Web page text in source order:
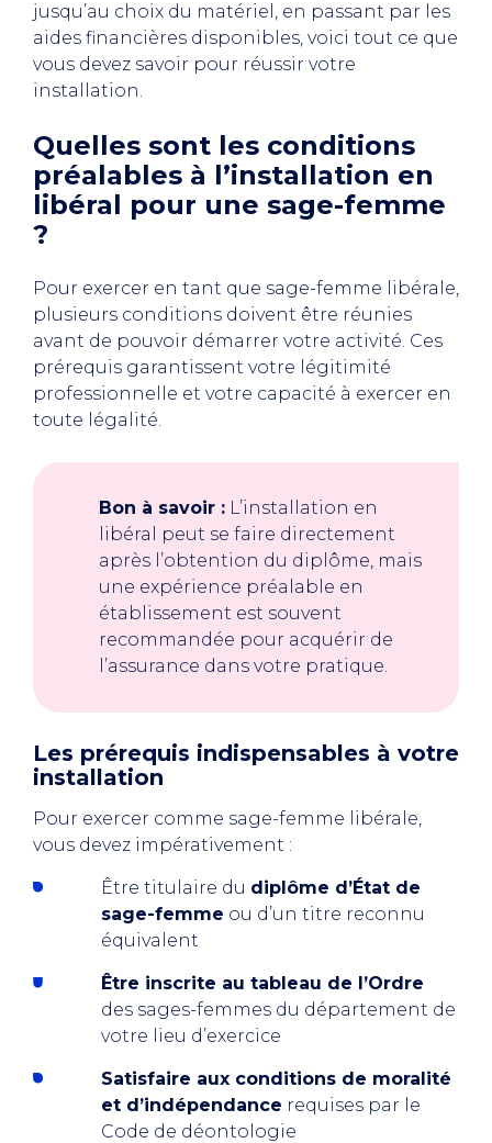
jusqu’au choix du matériel, en passant par les
aides financières disponibles, voici tout ce que
vous devez savoir pour réussir votre
installation.
Quelles sont les conditions
préalables à l’installation en
libéral pour une sage-femme
?
Pour exercer en tant que sage-femme libérale,
plusieurs conditions doivent être réunies
avant de pouvoir démarrer votre activité. Ces
prérequis garantissent votre légitimité
professionnelle et votre capacité à exercer en
toute légalité.
Bon à savoir : L’installation en
libéral peut se faire directement
après l’obtention du diplôme, mais
une expérience préalable en
établissement est souvent
recommandée pour acquérir de
l’assurance dans votre pratique.
Les prérequis indispensables à votre
installation
Pour exercer comme sage-femme libérale,
vous devez impérativement :
Être titulaire du diplôme d’État de
sage-femme ou d’un titre reconnu
équivalent
Être inscrite au tableau de l’Ordre
des sages-femmes du département de
votre lieu d’exercice
Satisfaire aux conditions de moralité
et d’indépendance requises par le
Code de déontologie